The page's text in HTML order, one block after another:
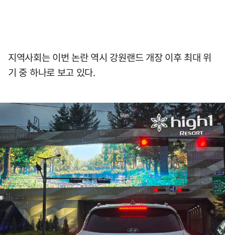
지역사회는 이번 논란 역시 강원랜드 개장 이후 최대 위
기 중 하나로 보고 있다.